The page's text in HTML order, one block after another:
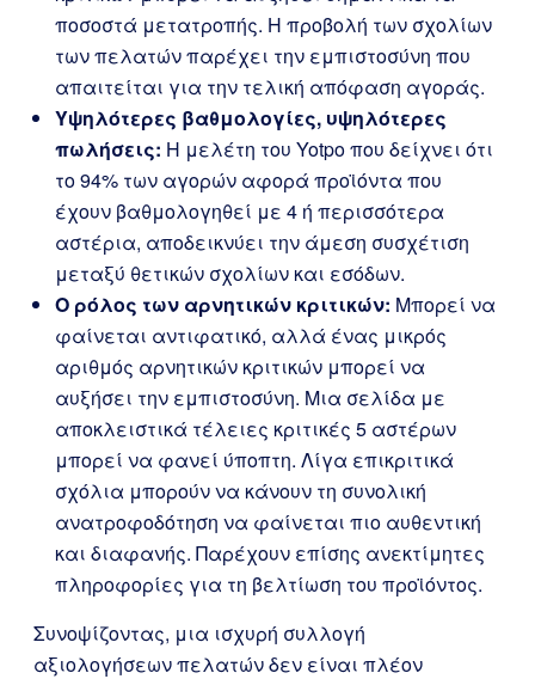
ποσοστά μετατροπής. Η προβολή των σχολίων
των πελατών παρέχει την εμπιστοσύνη που
απαιτείται για την τελική απόφαση αγοράς.
Υψηλότερες βαθμολογίες, υψηλότερες
πωλήσεις: Η μελέτη του Yotpo που δείχνει ότι
το 94% των αγορών αφορά προϊόντα που
έχουν βαθμολογηθεί με 4 ή περισσότερα
αστέρια, αποδεικνύει την άμεση συσχέτιση
μεταξύ θετικών σχολίων και εσόδων.
Ο ρόλος των αρνητικών κριτικών: Μπορεί να
φαίνεται αντιφατικό, αλλά ένας μικρός
αριθμός αρνητικών κριτικών μπορεί να
αυξήσει την εμπιστοσύνη. Μια σελίδα με
αποκλειστικά τέλειες κριτικές 5 αστέρων
μπορεί να φανεί ύποπτη. Λίγα επικριτικά
σχόλια μπορούν να κάνουν τη συνολική
ανατροφοδότηση να φαίνεται πιο αυθεντική
και διαφανής. Παρέχουν επίσης ανεκτίμητες
πληροφορίες για τη βελτίωση του προϊόντος.
Συνοψίζοντας, μια ισχυρή συλλογή
αξιολογήσεων πελατών δεν είναι πλέον